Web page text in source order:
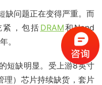
缺问题正在变得严重。而
紧，包括 DRAM和Nand
。
短缺明显。受上游8英寸
理）芯片持续缺货，套片